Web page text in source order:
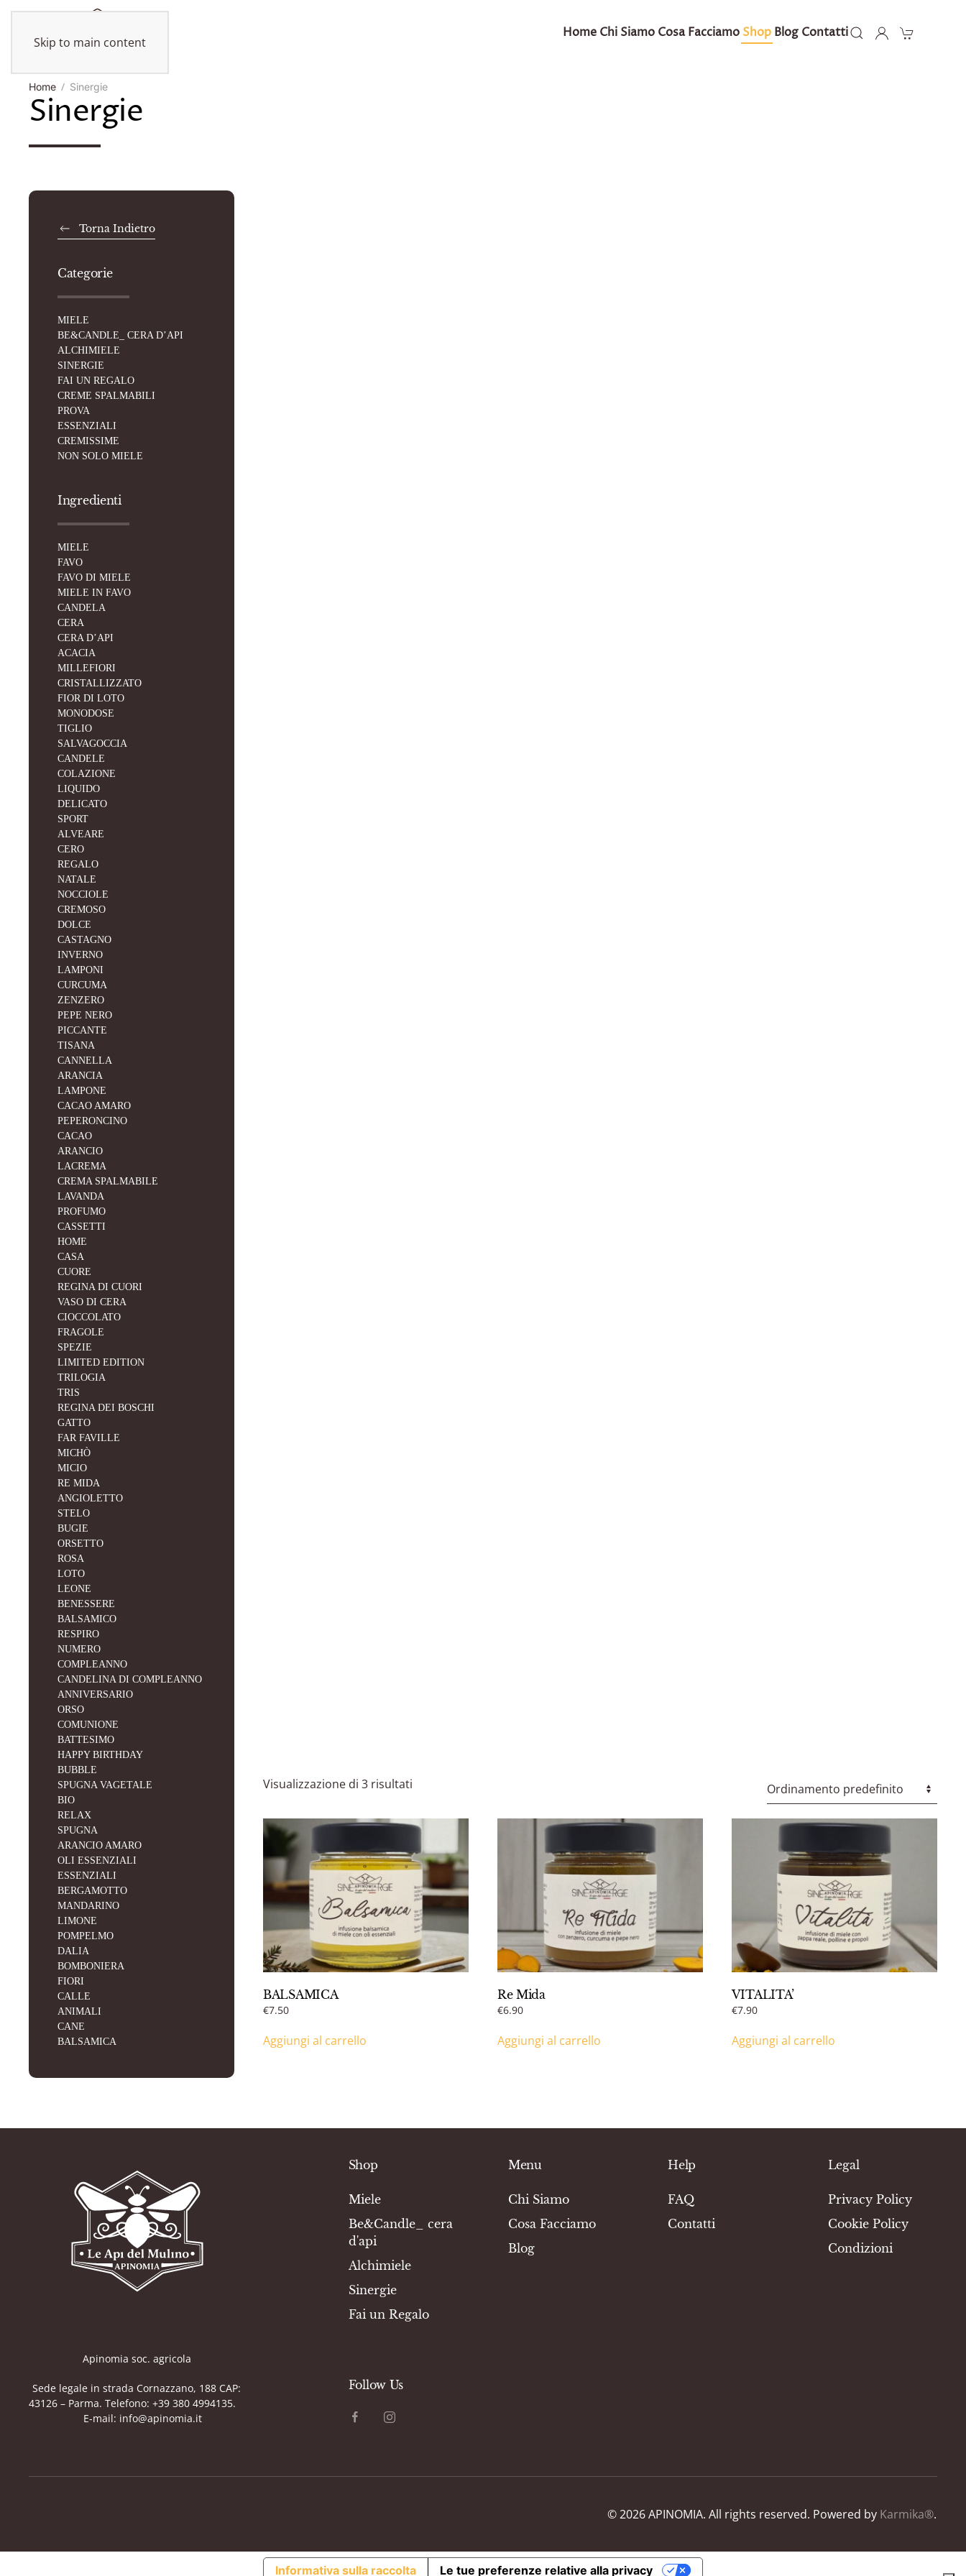
Skip to main content
Home Chi Siamo Cosa Facciamo Shop Blog Contatti
Home Sinergie
Sinergie
Torna Indietro
Categorie
MIELE
BE&CANDLE_ CERA D’API
ALCHIMIELE
SINERGIE
FAI UN REGALO
CREME SPALMABILI
PROVA
ESSENZIALI
CREMISSIME
NON SOLO MIELE
Ingredienti
MIELE
FAVO
FAVO DI MIELE
MIELE IN FAVO
CANDELA
CERA
CERA D’API
ACACIA
MILLEFIORI
CRISTALLIZZATO
FIOR DI LOTO
MONODOSE
TIGLIO
SALVAGOCCIA
CANDELE
COLAZIONE
LIQUIDO
DELICATO
SPORT
ALVEARE
CERO
REGALO
NATALE
NOCCIOLE
CREMOSO
DOLCE
CASTAGNO
INVERNO
LAMPONI
CURCUMA
ZENZERO
PEPE NERO
PICCANTE
TISANA
CANNELLA
ARANCIA
LAMPONE
CACAO AMARO
PEPERONCINO
CACAO
ARANCIO
LACREMA
CREMA SPALMABILE
LAVANDA
PROFUMO
CASSETTI
HOME
CASA
CUORE
REGINA DI CUORI
VASO DI CERA
CIOCCOLATO
FRAGOLE
SPEZIE
LIMITED EDITION
TRILOGIA
TRIS
REGINA DEI BOSCHI
GATTO
FAR FAVILLE
MICHÒ
MICIO
RE MIDA
ANGIOLETTO
STELO
BUGIE
ORSETTO
ROSA
LOTO
LEONE
BENESSERE
BALSAMICO
RESPIRO
NUMERO
COMPLEANNO
CANDELINA DI COMPLEANNO
ANNIVERSARIO
ORSO
COMUNIONE
BATTESIMO
HAPPY BIRTHDAY
BUBBLE
SPUGNA VAGETALE
BIO
RELAX
SPUGNA
ARANCIO AMARO
OLI ESSENZIALI
ESSENZIALI
BERGAMOTTO
MANDARINO
LIMONE
POMPELMO
DALIA
BOMBONIERA
FIORI
CALLE
ANIMALI
CANE
BALSAMICA
Visualizzazione di 3 risultati
BALSAMICA
€7.50
Aggiungi al carrello
Re Mida
€6.90
Aggiungi al carrello
VITALITA’
€7.90
Aggiungi al carrello
Apinomia soc. agricola
Sede legale in strada Cornazzano, 188 CAP:
43126 – Parma. Telefono: +39 380 4994135.
E-mail: info@apinomia.it
Shop
Miele
Be&Candle_ cera
d'api
Alchimiele
Sinergie
Fai un Regalo
Menu
Chi Siamo
Cosa Facciamo
Blog
Help
FAQ
Contatti
Legal
Privacy Policy
Cookie Policy
Condizioni
Follow Us
©2026APINOMIA. All rights reserved. Powered by Karmika®.
Informativa sulla raccolta Le tue preferenze relative alla privacy